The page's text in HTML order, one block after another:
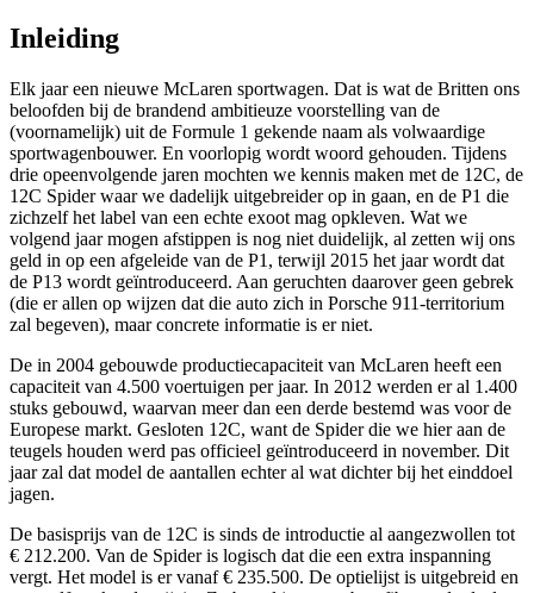
Inleiding
Elk jaar een nieuwe McLaren sportwagen. Dat is wat de Britten ons
beloofden bij de brandend ambitieuze voorstelling van de
(voornamelijk) uit de Formule 1 gekende naam als volwaardige
sportwagenbouwer. En voorlopig wordt woord gehouden. Tijdens
drie opeenvolgende jaren mochten we kennis maken met de 12C, de
12C Spider waar we dadelijk uitgebreider op in gaan, en de P1 die
zichzelf het label van een echte exoot mag opkleven. Wat we
volgend jaar mogen afstippen is nog niet duidelijk, al zetten wij ons
geld in op een afgeleide van de P1, terwijl 2015 het jaar wordt dat
de P13 wordt geïntroduceerd. Aan geruchten daarover geen gebrek
(die er allen op wijzen dat die auto zich in Porsche 911-territorium
zal begeven), maar concrete informatie is er niet.
De in 2004 gebouwde productiecapaciteit van McLaren heeft een
capaciteit van 4.500 voertuigen per jaar. In 2012 werden er al 1.400
stuks gebouwd, waarvan meer dan een derde bestemd was voor de
Europese markt. Gesloten 12C, want de Spider die we hier aan de
teugels houden werd pas officieel geïntroduceerd in november. Dit
jaar zal dat model de aantallen echter al wat dichter bij het einddoel
jagen.
De basisprijs van de 12C is sinds de introductie al aangezwollen tot
€ 212.200. Van de Spider is logisch dat die een extra inspanning
vergt. Het model is er vanaf € 235.500. De optielijst is uitgebreid en